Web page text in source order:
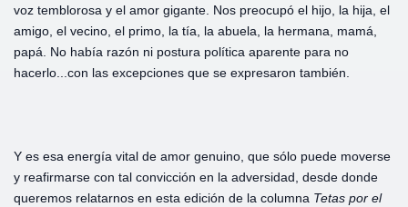
voz temblorosa y el amor gigante. Nos preocupó el hijo, la hija, el
amigo, el vecino, el primo, la tía, la abuela, la hermana, mamá,
papá. No había razón ni postura política aparente para no
hacerlo...con las excepciones que se expresaron también.
Y es esa energía vital de amor genuino, que sólo puede moverse
y reafirmarse con tal convicción en la adversidad, desde donde
queremos relatarnos en esta edición de la columna Tetas por el